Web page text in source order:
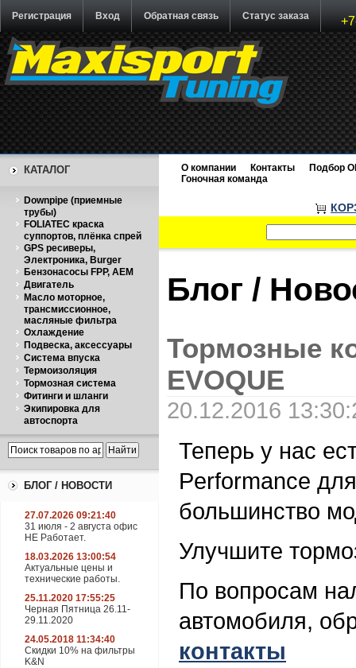
Регистрация Вход Обратная связь Статус заказа
КАТАЛОГ
Downpipe (приемные
трубы)
FOLIATEC краска
суппортов, плёнка спрей
GPS ресиверы,
Электроника, Burger
Бензонасосы FPP, AEM
Двигатель
Масло моторное,
трансмиссионное,
масляные фильтра
Охлаждение
Подвеска, аксессуары
Система впуска
Термоизоляция
Тормозная система
Фитинги и шланги
Экипировка для
автоспорта
БЛОГ / НОВОСТИ
27.07.2026 09:21:40
31 июля - 2 августа офис
НЕ Работает.
18.03.2026 13:00:54
Актуальные цены и
технические работы.
25.11.2020 17:55:25
Черная Пятница 26.11-
29.11.2020
24.05.2018 11:34:40
Скидки 10% на фильтры
K&N
О компании Контакты
Подбор
Гоночная команда
Блог /
Тормозные
EVOQUE
20.12.2016
Теперь у нас
Performance
большинство
Улучшите
По вопросам
автомобиля,
контакты